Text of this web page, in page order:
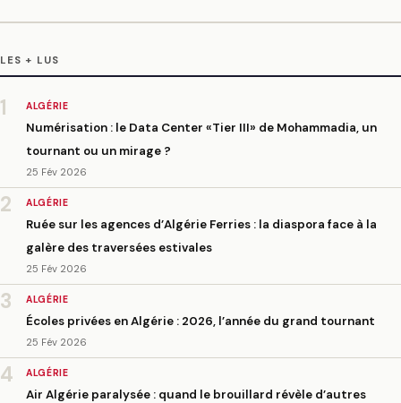
LES + LUS
1 ALGÉRIE
Numérisation : le Data Center «Tier III» de Mohammadia, un
tournant ou un mirage ?
25 Fév 2026
2 ALGÉRIE
Ruée sur les agences d’Algérie Ferries : la diaspora face à la
galère des traversées estivales
25 Fév 2026
3 ALGÉRIE
Écoles privées en Algérie : 2026, l’année du grand tournant
25 Fév 2026
4 ALGÉRIE
Air Algérie paralysée : quand le brouillard révèle d’autres